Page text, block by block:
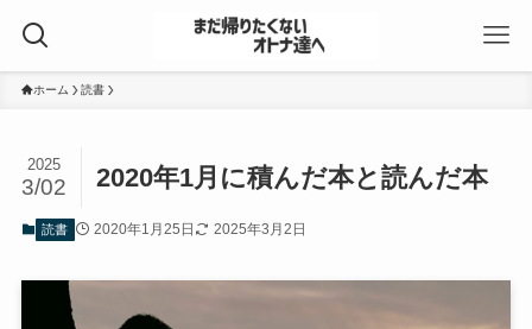
ホーム 読書
2020年1月に積んだ本と読んだ本
2025
3/02
読書 2020年1月25日 2025年3月2日